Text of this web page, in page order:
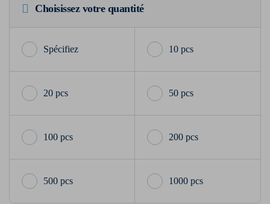
Choisissez votre quantité
10 pcs
20 pcs 50 pcs
100 pcs 200 pcs
500 pcs 1000 pcs